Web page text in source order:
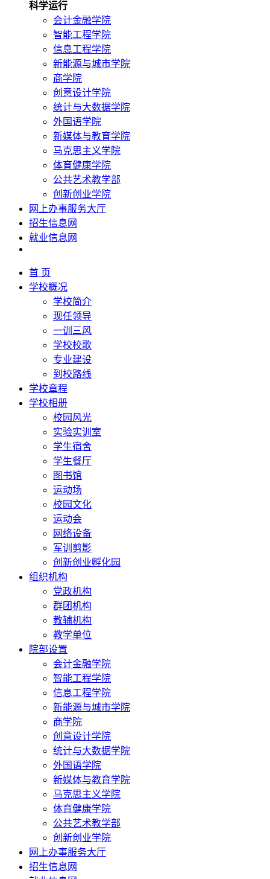
科学运行
会计金融学院
智能工程学院
信息工程学院
新能源与城市学院
商学院
创意设计学院
统计与大数据学院
外国语学院
新媒体与教育学院
马克思主义学院
体育健康学院
公共艺术教学部
创新创业学院
网上办事服务大厅
招生信息网
就业信息网
首 页
学校概况
学校简介
现任领导
一训三风
学校校歌
专业建设
到校路线
学校章程
学校相册
校园风光
实验实训室
学生宿舍
学生餐厅
图书馆
运动场
校园文化
运动会
网络设备
军训剪影
创新创业孵化园
组织机构
党政机构
群团机构
教辅机构
教学单位
院部设置
会计金融学院
智能工程学院
信息工程学院
新能源与城市学院
商学院
创意设计学院
统计与大数据学院
外国语学院
新媒体与教育学院
马克思主义学院
体育健康学院
公共艺术教学部
创新创业学院
网上办事服务大厅
招生信息网